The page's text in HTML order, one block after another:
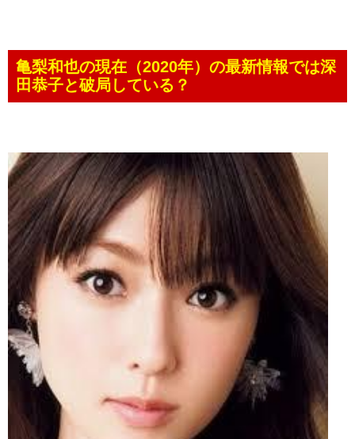
亀梨和也の現在（2020年）の最新情報では深
田恭子と破局している？